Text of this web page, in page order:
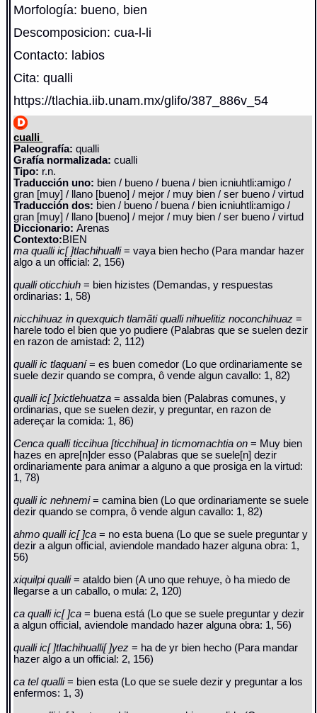
Morfología: bueno, bien
Descomposicion: cua-l-li
Contacto: labios
Cita: qualli
https://tlachia.iib.unam.mx/glifo/387_886v_54
cualli
Paleografía: qualli
Grafía normalizada: cualli
Tipo: r.n.
Traducción uno: bien / bueno / buena / bien icniuhtli:amigo /
gran [muy] / llano [bueno] / mejor / muy bien / ser bueno / virtud
Traducción dos: bien / bueno / buena / bien icniuhtli:amigo /
gran [muy] / llano [bueno] / mejor / muy bien / ser bueno / virtud
Diccionario:Arenas
Contexto:BIEN
ma qualli ic[ ]tlachihualli= vaya bien hecho (Para mandar hazer
algo a un official: 2, 156)
qualli oticchiuh= bien hizistes (Demandas, y respuestas
ordinarias: 1, 58)
nicchihuaz in quexquich tlamãti qualli nihuelitiz noconchihuaz=
harele todo el bien que yo pudiere (Palabras que se suelen dezir
en razon de amistad: 2, 112)
qualli ic tlaquaní= es buen comedor (Lo que ordinariamente se
suele dezir quando se compra, ô vende algun cavallo: 1, 82)
qualli ic[ ]xictlehuatza= assalda bien (Palabras comunes, y
ordinarias, que se suelen dezir, y preguntar, en razon de
adereçar la comida: 1, 86)
Cenca qualli ticcihua [ticchihua] in ticmomachtia on= Muy bien
hazes en apre[n]der esso (Palabras que se suele[n] dezir
ordinariamente para animar a alguno a que prosiga en la virtud:
1, 78)
qualli ic nehnemi= camina bien (Lo que ordinariamente se suele
dezir quando se compra, ô vende algun cavallo: 1, 82)
ahmo qualli ic[ ]ca= no esta buena (Lo que se suele preguntar y
dezir a algun official, aviendole mandado hazer alguna obra: 1,
56)
xiquilpi qualli= ataldo bien (A uno que rehuye, ò ha miedo de
llegarse a un caballo, o mula: 2, 120)
ca qualli ic[ ]ca= buena está (Lo que se suele preguntar y dezir
a algun official, aviendole mandado hazer alguna obra: 1, 56)
qualli ic[ ]tlachihualli[ ]yez= ha de yr bien hecho (Para mandar
hazer algo a un official: 2, 156)
ca tel qualli= bien esta (Lo que se suele dezir y preguntar a los
enfermos: 1, 3)